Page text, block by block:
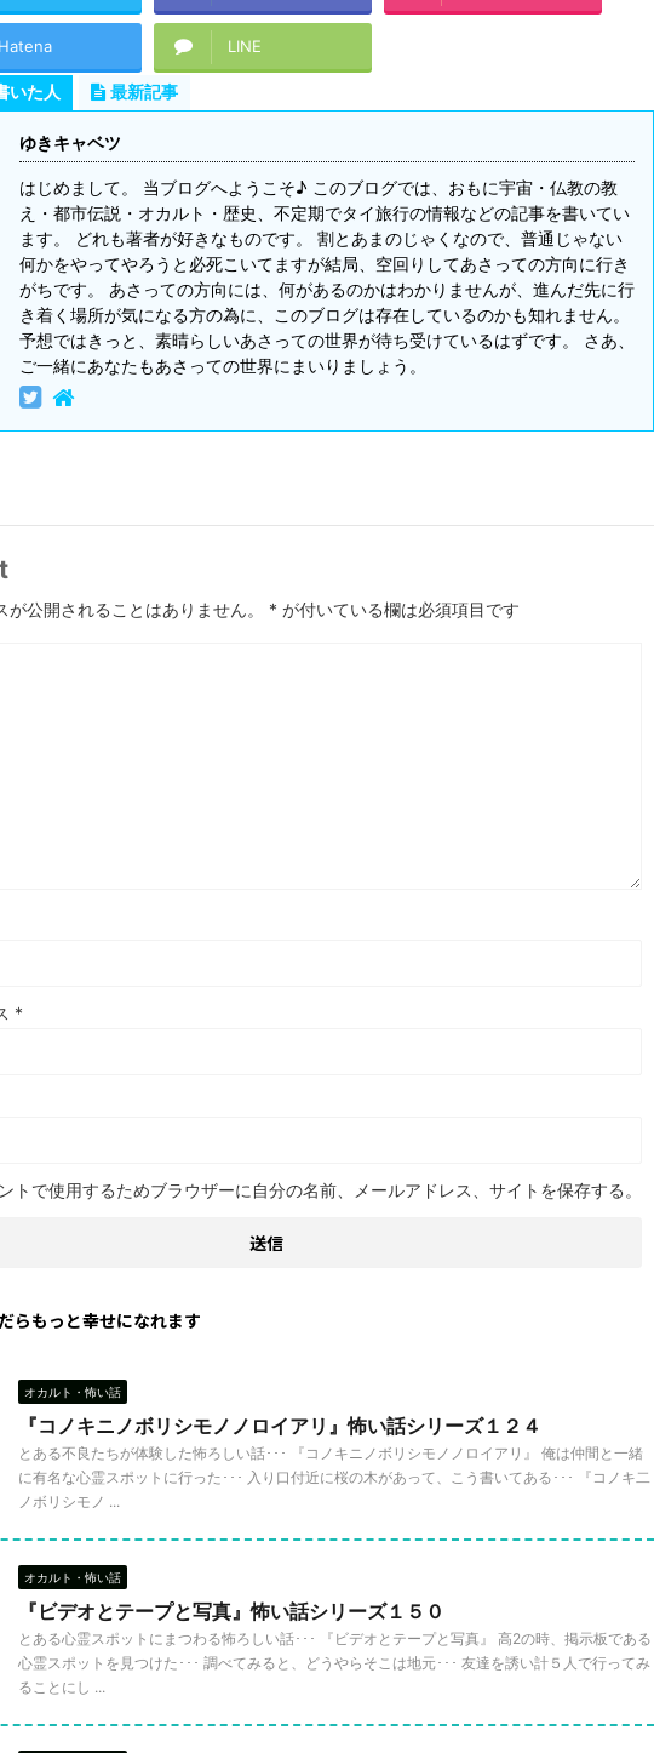
Hatena LINE
いた人 最新記事
ゆきキャベツ
はじめまして。 当ブログへようこそ♪ このブログでは、おもに宇宙・仏教の教
え・都市伝説・オカルト・歴史、不定期でタイ旅行の情報などの記事を書いてい
ます。 どれも著者が好きなものです。 割とあまのじゃくなので、普通じゃない
何かをやってやろうと必死こいてますが結局、空回りしてあさっての方向に行き
がちです。 あさっての方向には、何があるのかはわかりませんが、進んだ先に行
き着く場所が気になる方の為に、このブログは存在しているのかも知れません。
予想ではきっと、素晴らしいあさっての世界が待ち受けているはずです。 さあ、
ご一緒にあなたもあさっての世界にまいりましょう。
が公開されることはありません。 * が付いている欄は必須項目です
*
トで使用するためブラウザーに自分の名前、メールアドレス、サイトを保存する。
らもっと幸せになれます
オカルト・怖い話
『コノキニノボリシモノノロイアリ』怖い話シリーズ１２４
とある不良たちが体験した怖ろしい話･･･ 『コノキニノボリシモノノロイアリ』 俺は仲間と一緒
に有名な心霊スポットに行った･･･ 入り口付近に桜の木があって、こう書いてある･･･ 『コノキ二
ノボリシモノ ...
オカルト・怖い話
『ビデオとテープと写真』怖い話シリーズ１５０
とある心霊スポットにまつわる怖ろしい話･･･ 『ビデオとテープと写真』 高2の時、掲示板である
心霊スポットを見つけた･･･ 調べてみると、どうやらそこは地元･･･ 友達を誘い計５人で行ってみ
ることにし ...